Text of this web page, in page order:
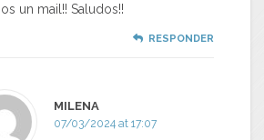
un mail!! Saludos!!
RESPONDER
MILENA
07/03/2024 at 17:07